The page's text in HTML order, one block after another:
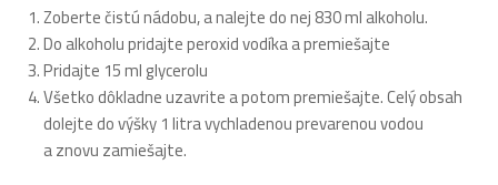
Zoberte čistú nádobu, a nalejte do nej 830 ml alkoholu.
Do alkoholu pridajte peroxid vodíka a premiešajte
Pridajte 15 ml glycerolu
Všetko dôkladne uzavrite a potom premiešajte. Celý obsah
dolejte do výšky 1 litra vychladenou prevarenou vodou
a znovu zamiešajte.